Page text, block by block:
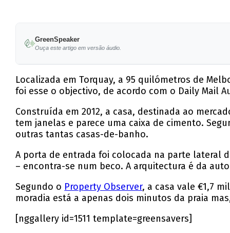
GreenSpeaker
Ouça este artigo em versão áudio.
Localizada em Torquay, a 95 quilómetros de
foi esse o objectivo, de acordo com o Daily Mail
Construída em 2012, a casa, destinada ao
tem janelas e parece uma caixa de cimento.
outras tantas casas-de-banho.
A porta de entrada foi colocada na parte lateral
– encontra-se num beco. A arquitectura é da
Segundo o Property Observer, a casa vale €1,7
moradia está a apenas dois minutos da praia
[nggallery id=1511 template=greensavers]